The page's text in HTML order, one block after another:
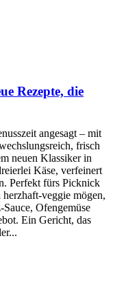
Rezepte, die
angesagt – mit
frisch
neuen Klassiker in
Käse, verfeinert
Perfekt fürs Picknick
veggie mögen,
Ofengemüse
Ein Gericht, das